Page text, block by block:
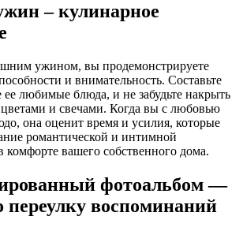
– кулинарное
ужином, вы продемонстрируете
и внимательность. Составьте
любимые блюда, и не забудьте накрыть
и свечами. Когда вы с любовью
она оценит время и усилия, которые
романтической и интимной
комфорте вашего собственного дома.
фотоальбом —
переулку воспоминаний